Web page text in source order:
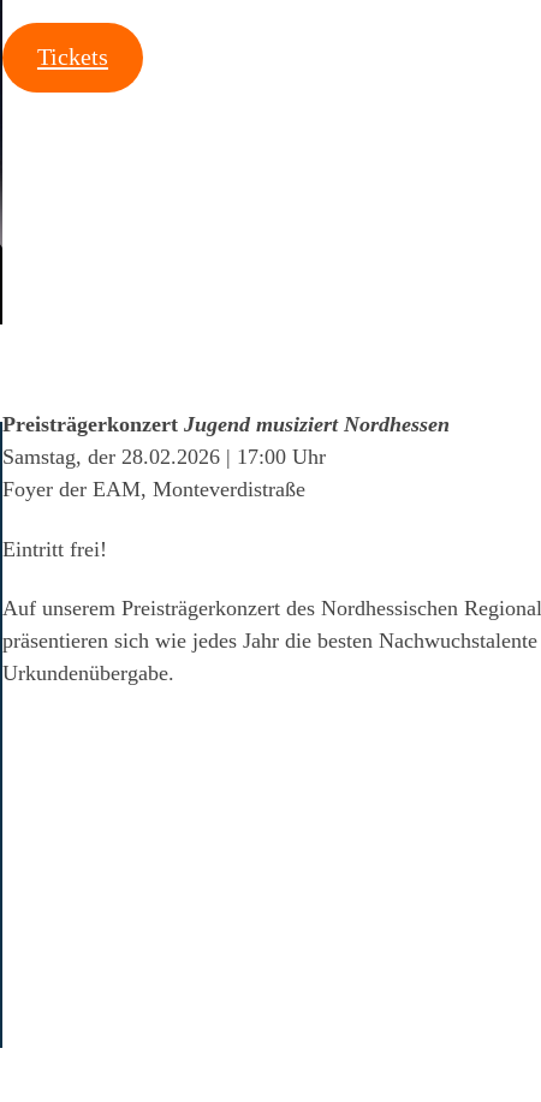
Tickets
Preisträgerkonzert Jugend musiziert Nordhessen
Samstag, der 28.02.2026 | 17:00 Uhr
Foyer der EAM, Monteverdistraße
Eintritt frei!
Auf unserem Preisträgerkonzert des Nordhessischen
präsentieren sich wie jedes Jahr die besten
Urkundenübergabe.